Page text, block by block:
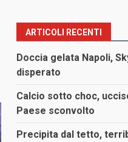
ARTICOLI RECENTI
Doccia gelata Napoli,
disperato
Calcio sotto choc,
Paese sconvolto
Precipita dal tetto,